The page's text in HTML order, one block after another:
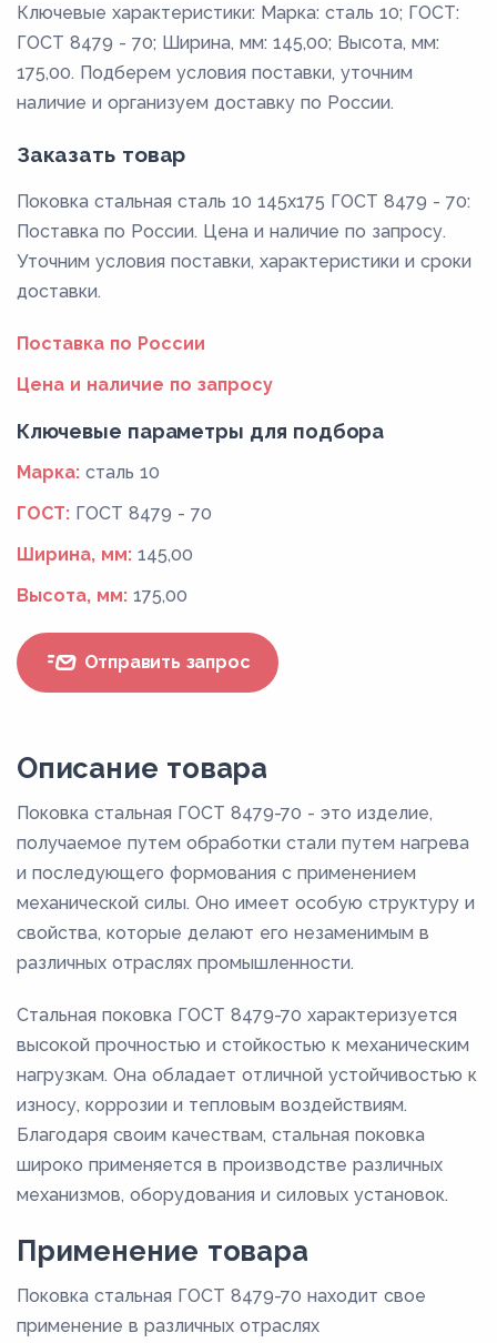
Ключевые характеристики: Марка: сталь 10; ГОСТ:
ГОСТ 8479 - 70; Ширина, мм: 145,00; Высота, мм:
175,00. Подберем условия поставки, уточним
наличие и организуем доставку по России.
Заказать товар
Поковка стальная сталь 10 145x175 ГОСТ 8479 - 70:
Поставка по России. Цена и наличие по запросу.
Уточним условия поставки, характеристики и сроки
доставки.
Поставка по России
Цена и наличие по запросу
Ключевые параметры для подбора
Марка: сталь 10
ГОСТ: ГОСТ 8479 - 70
Ширина, мм: 145,00
Высота, мм: 175,00
Отправить запрос
Описание товара
Поковка стальная ГОСТ 8479-70 - это изделие,
получаемое путем обработки стали путем нагрева
и последующего формования с применением
механической силы. Оно имеет особую структуру и
свойства, которые делают его незаменимым в
различных отраслях промышленности.
Стальная поковка ГОСТ 8479-70 характеризуется
высокой прочностью и стойкостью к механическим
нагрузкам. Она обладает отличной устойчивостью к
износу, коррозии и тепловым воздействиям.
Благодаря своим качествам, стальная поковка
широко применяется в производстве различных
механизмов, оборудования и силовых установок.
Применение товара
Поковка стальная ГОСТ 8479-70 находит свое
применение в различных отраслях